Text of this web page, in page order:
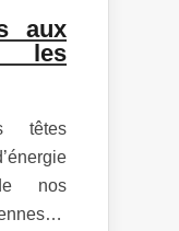
aux
les
têtes
nos